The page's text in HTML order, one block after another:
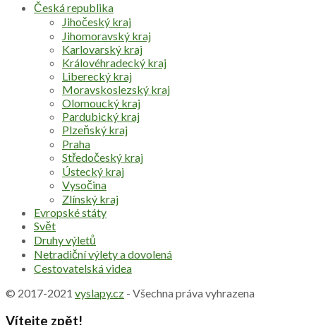
Česká republika
Jihočeský kraj
Jihomoravský kraj
Karlovarský kraj
Královéhradecký kraj
Liberecký kraj
Moravskoslezský kraj
Olomoucký kraj
Pardubický kraj
Plzeňský kraj
Praha
Středočeský kraj
Ústecký kraj
Vysočina
Zlínský kraj
Evropské státy
Svět
Druhy výletů
Netradiční výlety a dovolená
Cestovatelská videa
© 2017-2021 vyslapy.cz - Všechna práva vyhrazena
Vítejte zpět!